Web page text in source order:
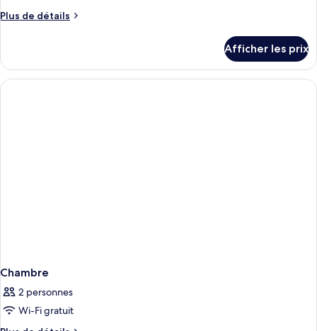
Plus de détails
Plus
Chambre
Afficher les prix
Chambre
2 personnes
Wi-Fi gratuit